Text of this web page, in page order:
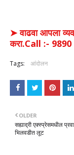
➤ वाढवा आपला
करा.Call :-
Tags: आंदोलन
OLDER
सह्याद्री एक्स्प्रेसमधील
भिलवडीत लूट